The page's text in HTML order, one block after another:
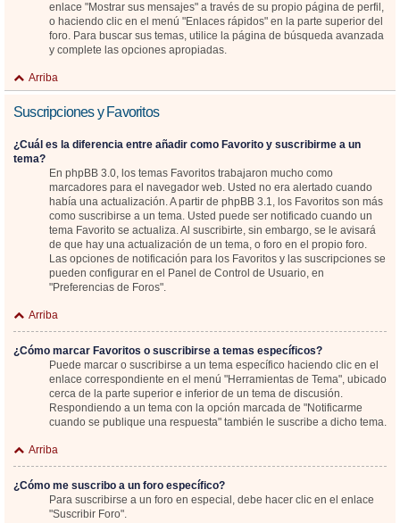
enlace "Mostrar sus mensajes" a través de su propio página de perfil,
o haciendo clic en el menú "Enlaces rápidos" en la parte superior del
foro. Para buscar sus temas, utilice la página de búsqueda avanzada
y complete las opciones apropiadas.
Arriba
Suscripciones y Favoritos
¿Cuál es la diferencia entre añadir como Favorito y suscribirme a un
tema?
En phpBB 3.0, los temas Favoritos trabajaron mucho como
marcadores para el navegador web. Usted no era alertado cuando
había una actualización. A partir de phpBB 3.1, los Favoritos son más
como suscribirse a un tema. Usted puede ser notificado cuando un
tema Favorito se actualiza. Al suscribirte, sin embargo, se le avisará
de que hay una actualización de un tema, o foro en el propio foro.
Las opciones de notificación para los Favoritos y las suscripciones se
pueden configurar en el Panel de Control de Usuario, en
"Preferencias de Foros".
Arriba
¿Cómo marcar Favoritos o suscribirse a temas específicos?
Puede marcar o suscribirse a un tema específico haciendo clic en el
enlace correspondiente en el menú "Herramientas de Tema", ubicado
cerca de la parte superior e inferior de un tema de discusión.
Respondiendo a un tema con la opción marcada de "Notificarme
cuando se publique una respuesta" también le suscribe a dicho tema.
Arriba
¿Cómo me suscribo a un foro específico?
Para suscribirse a un foro en especial, debe hacer clic en el enlace
"Suscribir Foro".